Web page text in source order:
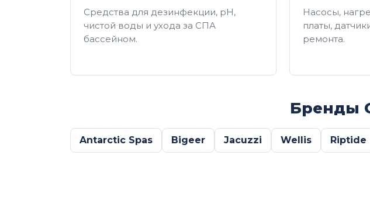
Средства для дезинфекции, pH,
чистой воды и ухода за СПА
бассейном.
Насосы,
платы,
ремонта.
Бренды
Antarctic Spas Bigeer Jacuzzi Wellis Riptide